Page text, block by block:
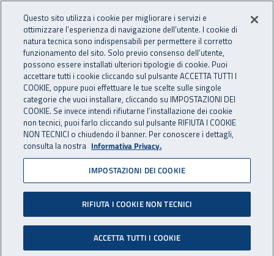
INAIL - Istituto Nazionale
Apri cerca
Navigazione principale
Navigazione - Ti trovi in:
Home Inail comunica Eventi
15 ottobre 2020
Dr Fvg - Webinar: "
Lavoratori anziani e
industria 4.0"
Questo sito utilizza i cookie per migliorare i servizi e
ottimizzare l’esperienza di navigazione dell’utente. I cookie di
natura tecnica sono indispensabili per permettere il corretto
funzionamento del sito. Solo previo consenso dell’utente,
possono essere installati ulteriori tipologie di cookie. Puoi
accettare tutti i cookie cliccando sul pulsante ACCETTA TUTTI I
COOKIE, oppure puoi effettuare le tue scelte sulle singole
categorie che vuoi installare, cliccando su IMPOSTAZIONI DEI
COOKIE. Se invece intendi rifiutarne l’installazione dei cookie
non tecnici, puoi farlo cliccando sul pulsante RIFIUTA I COOKIE
NON TECNICI o chiudendo il banner. Per conoscere i dettagli,
consulta la nostra Informativa Privacy.
IMPOSTAZIONI DEI COOKIE
RIFIUTA I COOKIE NON TECNICI
ACCETTA TUTTI I COOKIE